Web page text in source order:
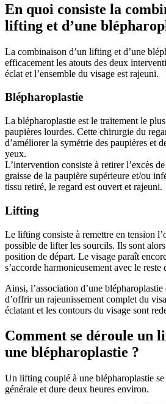
En quoi consiste la
lifting et d’une
La combinaison d’un lifting et d’une
efficacement les atouts des deux
éclat et l’ensemble du visage est rajeuni.
Blépharoplastie
La blépharoplastie est le traitement le
paupières lourdes. Cette chirurgie du
d’améliorer la symétrie des paupières et
yeux.
L’intervention consiste à retirer l’excès
graisse de la paupière supérieure et/ou
tissu retiré, le regard est ouvert et rajeuni.
Lifting
Le lifting consiste à remettre en tension
possible de lifter les sourcils. Ils sont
position de départ. Le visage paraît
s’accorde harmonieusement avec le reste
Ainsi, l’association d’une
d’offrir un rajeunissement complet du
éclatant et les contours du visage sont
Comment se déroule un
une blépharoplastie ?
Un lifting couplé à une blépharoplastie se
générale et dure deux heures environ.